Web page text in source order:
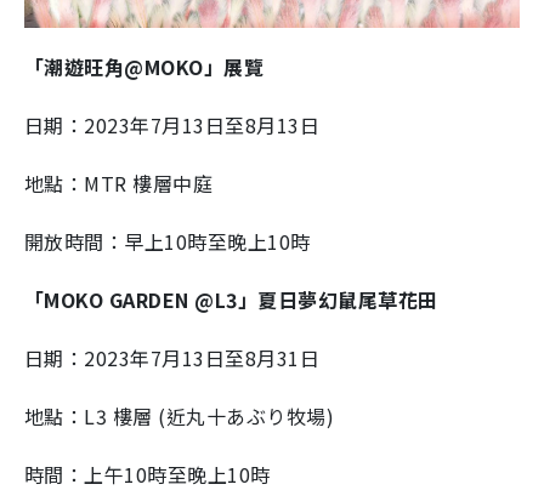
「潮遊旺角@MOKO」展覽
日期：2023年7月13日至8月13日
地點：MTR 樓層中庭
開放時間：早上10時至晚上10時
「MOKO GARDEN @L3」夏日夢幻鼠尾草花田
日期：2023年7月13日至8月31日
地點：L3 樓層 (近丸十あぶり牧場)
時間：上午10時至晚上10時